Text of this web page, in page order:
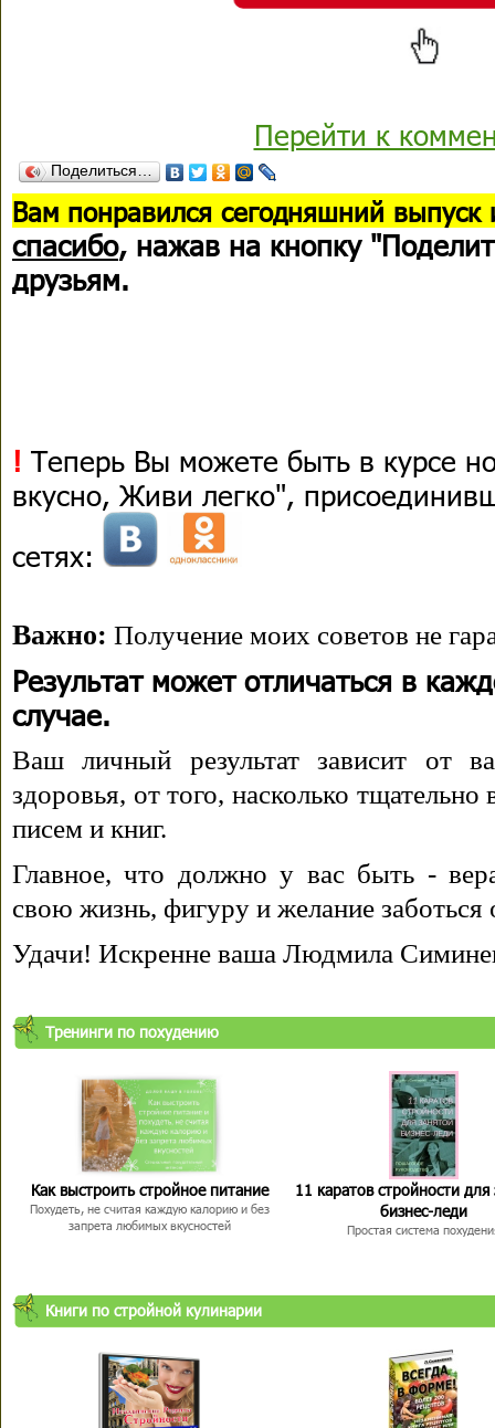
Перейти к
Поделиться…
Вам понравился сегодняшний выпуск
спасибо, нажав на кнопку
друзьям.
! Теперь Вы можете быть в курсе
вкусно, Живи легко",
сетях:
Важно: Получение моих советов не
Результат может отличаться в
случае.
Ваш личный результат зависит от
здоровья, от того, насколько
писем и книг.
Главное, что должно у вас быть -
свою жизнь, фигуру и желание заботься
Удачи! Искренне ваша Людмила
Тренинги по похудению
Как выстроить стройное питание
Похудеть, не считая каждую калорию и без
запрета любимых вкусностей
11 каратов стройности для
бизнес-леди
Простая система
Книги по стройной кулинарии